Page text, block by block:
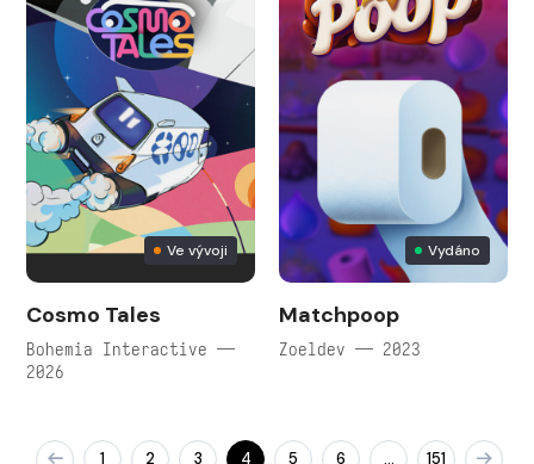
Ve vývoji
Cosmo Tales
Bohemia Interactive —
2026
Vydáno
Matchpoop
Zoeldev — 2023
1 2 3 4 5 6 … 151